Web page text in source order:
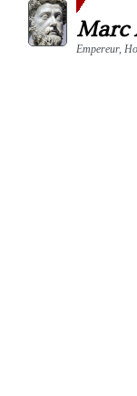
Marc
Empereur,